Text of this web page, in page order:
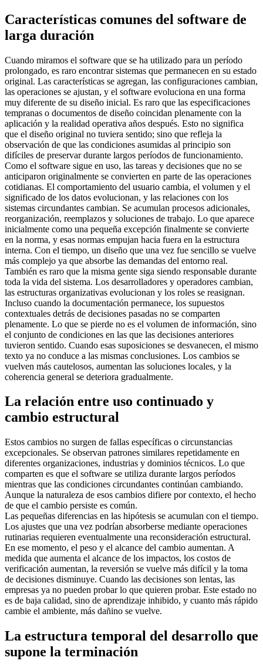
Características comunes del software de
larga duración
Cuando miramos el software que se ha utilizado para un período
prolongado, es raro encontrar sistemas que permanecen en su estado
original. Las características se agregan, las configuraciones cambian,
las operaciones se ajustan, y el software evoluciona en una forma
muy diferente de su diseño inicial. Es raro que las especificaciones
tempranas o documentos de diseño coincidan plenamente con la
aplicación y la realidad operativa años después. Esto no significa
que el diseño original no tuviera sentido; sino que refleja la
observación de que las condiciones asumidas al principio son
difíciles de preservar durante largos períodos de funcionamiento.
Como el software sigue en uso, las tareas y decisiones que no se
anticiparon originalmente se convierten en parte de las operaciones
cotidianas. El comportamiento del usuario cambia, el volumen y el
significado de los datos evolucionan, y las relaciones con los
sistemas circundantes cambian. Se acumulan procesos adicionales,
reorganización, reemplazos y soluciones de trabajo. Lo que aparece
inicialmente como una pequeña excepción finalmente se convierte
en la norma, y esas normas empujan hacia fuera en la estructura
interna. Con el tiempo, un diseño que una vez fue sencillo se vuelve
más complejo ya que absorbe las demandas del entorno real.
También es raro que la misma gente siga siendo responsable durante
toda la vida del sistema. Los desarrolladores y operadores cambian,
las estructuras organizativas evolucionan y los roles se reasignan.
Incluso cuando la documentación permanece, los supuestos
contextuales detrás de decisiones pasadas no se comparten
plenamente. Lo que se pierde no es el volumen de información, sino
el conjunto de condiciones en las que las decisiones anteriores
tuvieron sentido. Cuando esas suposiciones se desvanecen, el mismo
texto ya no conduce a las mismas conclusiones. Los cambios se
vuelven más cautelosos, aumentan las soluciones locales, y la
coherencia general se deteriora gradualmente.
La relación entre uso continuado y
cambio estructural
Estos cambios no surgen de fallas específicas o circunstancias
excepcionales. Se observan patrones similares repetidamente en
diferentes organizaciones, industrias y dominios técnicos. Lo que
comparten es que el software se utiliza durante largos períodos
mientras que las condiciones circundantes continúan cambiando.
Aunque la naturaleza de esos cambios difiere por contexto, el hecho
de que el cambio persiste es común.
Las pequeñas diferencias en las hipótesis se acumulan con el tiempo.
Los ajustes que una vez podrían absorberse mediante operaciones
rutinarias requieren eventualmente una reconsideración estructural.
En ese momento, el peso y el alcance del cambio aumentan. A
medida que aumenta el alcance de los impactos, los costos de
verificación aumentan, la reversión se vuelve más difícil y la toma
de decisiones disminuye. Cuando las decisiones son lentas, las
empresas ya no pueden probar lo que quieren probar. Este estado no
es de baja calidad, sino de aprendizaje inhibido, y cuanto más rápido
cambie el ambiente, más dañino se vuelve.
La estructura temporal del desarrollo que
supone la terminación